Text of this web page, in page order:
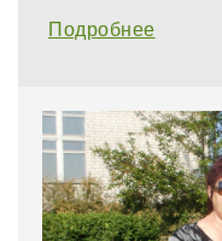
Подробнее